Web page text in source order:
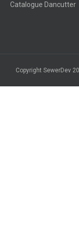
Catalogue Dancutter
Copyright SewerDev